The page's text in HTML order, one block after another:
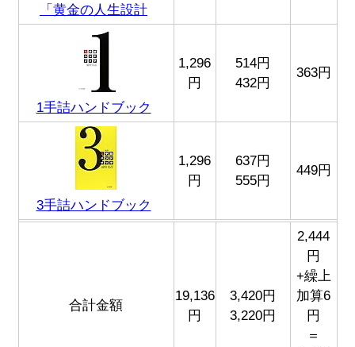
「黄金の人生設計
1手詰ハンドブック
1,296
円
514円
432円
363円
3手詰ハンドブック
1,296
円
637円
555円
449円
合計金額
19,136
円
3,420円
3,220円
2,444
円
+繰上
加算6
円
＝